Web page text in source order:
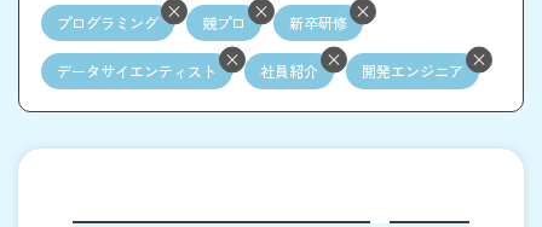
プログラミング 競プロ 新卒研修
データサイエンティスト 社員紹介 開発エンジニア